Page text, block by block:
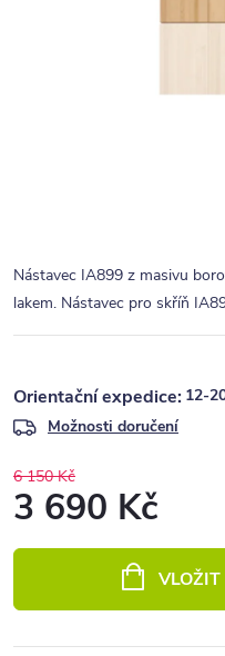
Nástavec IA899 z masivu
lakem. Nástavec pro skříň
12-
Možnosti doručení
6 150 Kč
3 690 Kč